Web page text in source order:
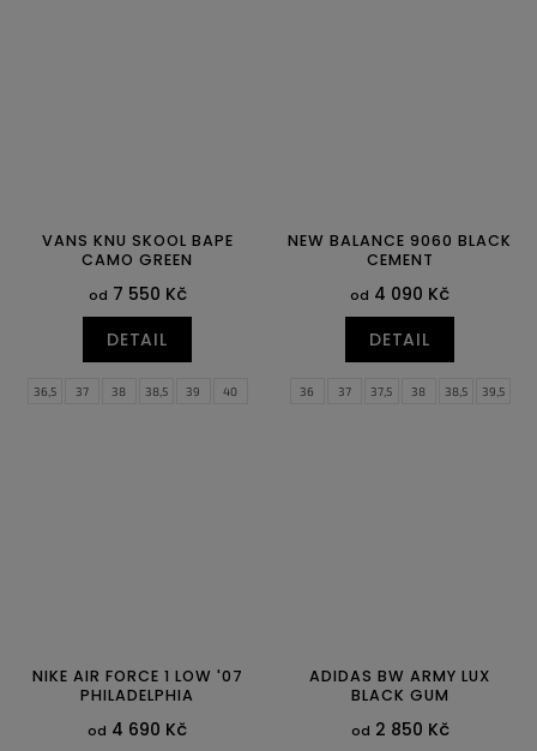
VANS KNU SKOOL BAPE
CAMO GREEN
od 7 550 Kč
DETAIL
36,5 37 38 38,5 39
40
NEW BALANCE 9060 BLACK
CEMENT
od 4 090 Kč
DETAIL
36 37 37,5 38 38,5
39,5
NIKE AIR FORCE 1 LOW '07
PHILADELPHIA
od 4 690 Kč
ADIDAS BW ARMY LUX
BLACK GUM
od 2 850 Kč